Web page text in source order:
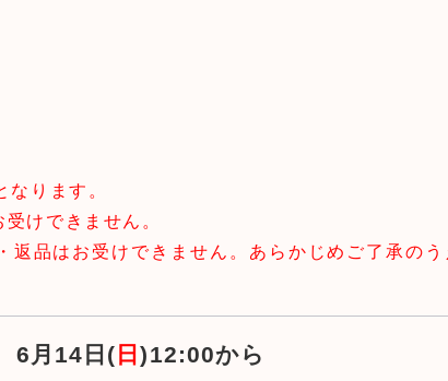
なります。
けできません。
返品はお受けできません。あらかじめご了承の
6月14日( 日)12:00から